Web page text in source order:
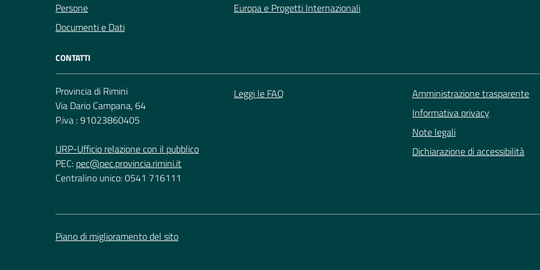
Persone
Documenti e Dati
Europa e Progetti Internazionali
CONTATTI
Provincia di Rimini
Via Dario Campana, 64
P.iva : 91023860405
URP-Ufficio relazione con il pubblico
PEC: pec@pec.provincia.rimini.it
Centralino unico: 0541 716111
Leggi le FAQ
Amministrazione trasparente
Informativa privacy
Note legali
Dichiarazione di accessibilità
Piano di miglioramento del sito